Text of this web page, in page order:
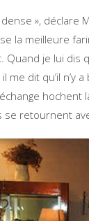
», déclare
la meilleure
Quand je lui
me dit qu’il n’y
hochent
retournent